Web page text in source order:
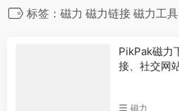
标签：磁力 磁力链接 磁力工
PikPak磁力
接、社交网
磁力